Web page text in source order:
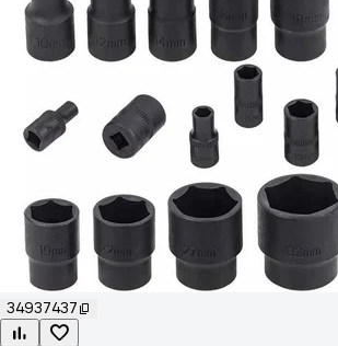
34937437